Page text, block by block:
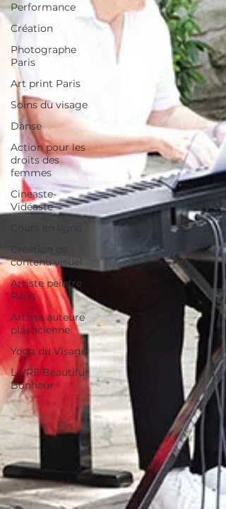
Performance
Création
Photographe
Paris
Art print Paris
Soins du visage
Danse
Action pour les
droits des
femmes
Cineaste-
Vidéaste
Création de
contenu visuel
Artiste peintre
Paris
Artiste auteure
plasticienne
Yoga du Visage
LIVRE Beautiful
Bonheur